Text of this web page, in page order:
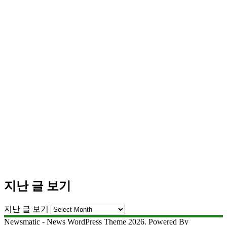
지난 글 보기
지난 글 보기
Newsmatic - News WordPress Theme 2026. Powered By